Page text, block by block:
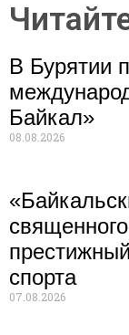
В Бурятии
Байкал»
08.08.2026
спорта
07.08.2026